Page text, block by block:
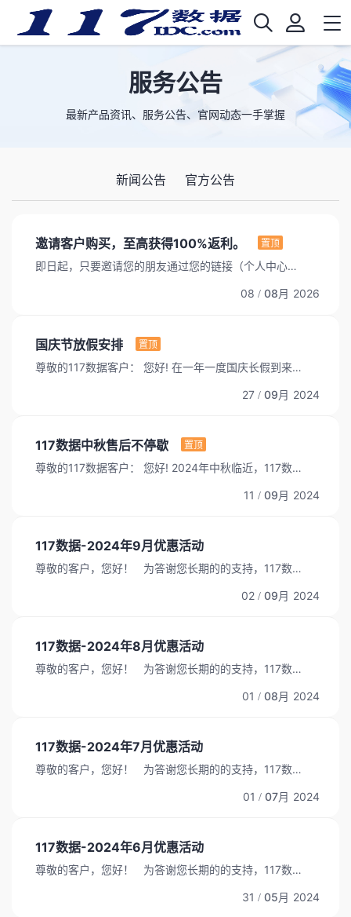
服务公告
最新产品资讯、服务公告、官网动态一手掌握
新闻公告 官方公告
邀请客户购买，至高获得100%返利。 置顶
即日起，只要邀请您的朋友通过您的链接（个人中心->
的网站（文章）上悬挂此链接，主要注册，即可成为您
的推荐佣金，比如对方下单2000元，您即有100元的现
金返利。（要求不能同个实名账户，不能同个邮箱，同
个手机号码，同个IP）。 活动长期有效，快来发
08 / 08月 2026
国庆节放假安排 置顶
尊敬的117数据客户： 您好! 在一年一度国庆长假到来之
节，举国同庆，愿这盛大的节日带给您永远的幸运! 为
日）的服务质量，现将安排公布，具体如下，请您了解
并提前做好相关安排。 1、续费渠道：续费不受影响，
您可以提前安排续费也可以在假期通过客服、售后群或
27 / 09月 2024
117数据中秋售后不停歇 置顶
尊敬的117数据客户： 您好! 2024年中秋临近，117数据
（2024.09.15日-2024.09.17日）的服务质量，现将安
1、续费渠道：续费不受影响，您可以提前安排续费也
可以在假期通过客服、售后群或后台进行自主续费。...
11 / 09月 2024
117数据-2024年9月优惠活动
尊敬的客户，您好！ 为答谢您长期的的支持，117数据
02 / 09月 2024
117数据-2024年8月优惠活动
尊敬的客户，您好！ 为答谢您长期的的支持，117数据
01 / 08月 2024
117数据-2024年7月优惠活动
尊敬的客户，您好！ 为答谢您长期的的支持，117数据
2450L...
01 / 07月 2024
117数据-2024年6月优惠活动
尊敬的客户，您好！ 为答谢您长期的的支持，117数据
31 / 05月 2024